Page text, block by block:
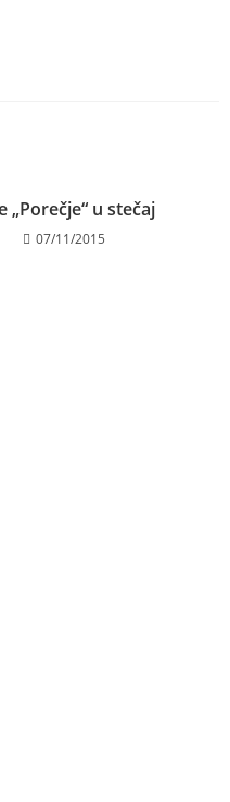
„Porečje“ u stečaj
07/11/2015